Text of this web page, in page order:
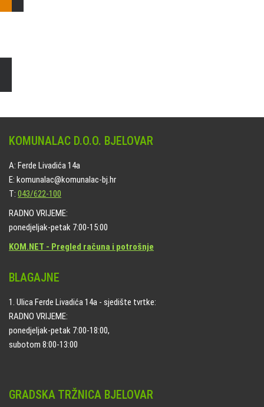
KOMUNALAC D.O.O. BJELOVAR
A: Ferde Livadića 14a
E: komunalac@komunalac-bj.hr
T: 043/622-100
RADNO VRIJEME:
ponedjeljak-petak 7:00-15:00
KOM.NET - Pregled računa i potrošnje
BLAGAJNE
1. Ulica Ferde Livadića 14a - sjedište tvrtke:
RADNO VRIJEME:
ponedjeljak-petak 7:00-18:00,
subotom 8:00-13:00
GRADSKA TRŽNICA BJELOVAR